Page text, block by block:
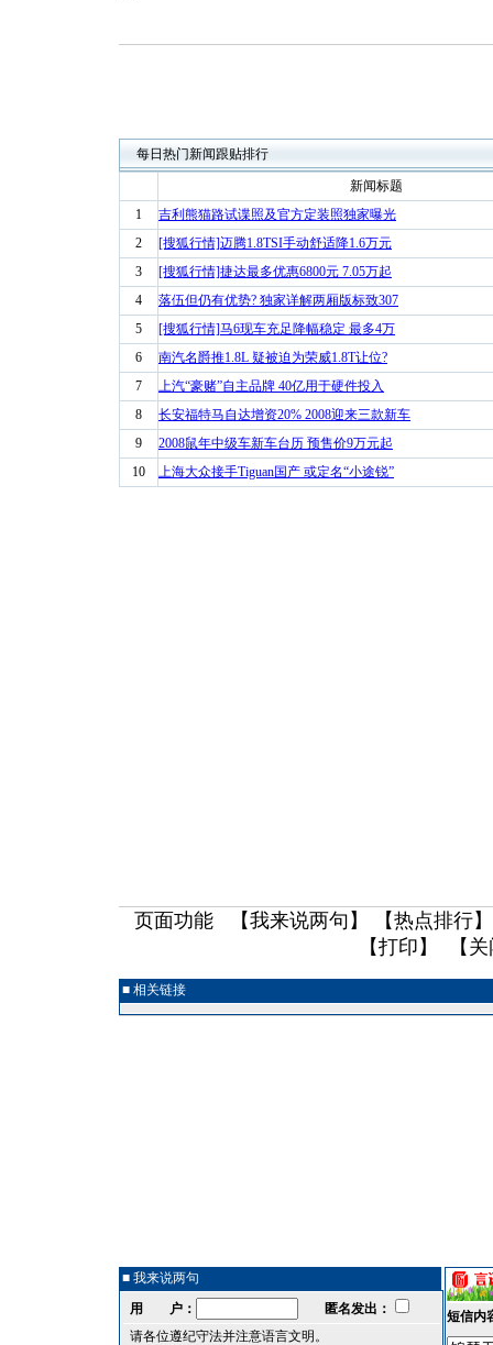
每日热门新闻跟贴排行
新闻标题
1
吉利熊猫路试谍照及官方定装照独家曝光
2
[搜狐行情]迈腾1.8TSI手动舒适降1.6万元
3
[搜狐行情]捷达最多优惠6800元 7.05万起
4
落伍但仍有优势? 独家详解两厢版标致307
5
[搜狐行情]马6现车充足降幅稳定 最多4万
6
南汽名爵推1.8L 疑被迫为荣威1.8T让位?
7
上汽“豪赌”自主品牌 40亿用于硬件投入
8
长安福特马自达增资20% 2008迎来三款新车
9
2008鼠年中级车新车台历 预售价9万元起
10
上海大众接手Tiguan国产 或定名“小途锐”
页面功能 【我来说两句 】 【热点排行
【打印 】 【 关
■ 相关链接
■ 我来说两句
用 户：
匿名发出：
请各位遵纪守法并注意语言文明。
短信内